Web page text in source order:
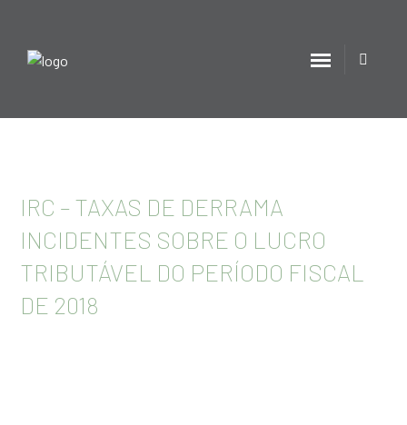
IRC – TAXAS DE DERRAMA
INCIDENTES SOBRE O LUCRO
TRIBUTÁVEL DO PERÍODO FISCAL
DE 2018